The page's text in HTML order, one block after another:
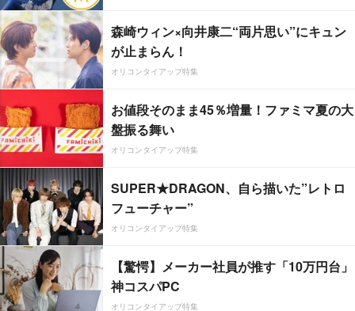
森崎ウィン×向井康二“両片思い”にキュン
が止まらん！
オリコンタイアップ特集
お値段そのまま45％増量！ファミマ夏の大
盤振る舞い
オリコンタイアップ特集
SUPER★DRAGON、自ら描いた”レトロ
フューチャー”
オリコンタイアップ特集
【驚愕】メーカー社員が推す「10万円台」
神コスパPC
オリコンタイアップ特集